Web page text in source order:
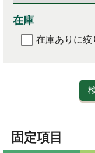
在庫
在庫ありに絞
固定項目